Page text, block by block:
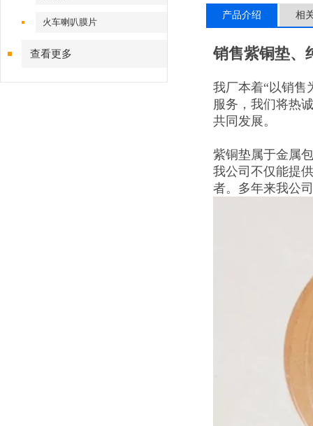
火车喇叭膜片
查看更多
产品介绍 相
销售紫铜垫、
我厂本着“以销售
服务，我们将热
共同发展。
紫铜垫属于金属
我公司不仅能提
者。多年来我公